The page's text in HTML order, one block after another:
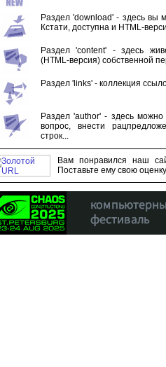
Раздел 'download' - здесь вы
Кстати, доступна и HTML-
Раздел 'content' - здесь
(HTML-версия) собственной
Раздел 'links' - коллекция
Раздел 'author' - здесь
вопрос, внести
строк...
Вам понравился наш
Поставьте ему свою